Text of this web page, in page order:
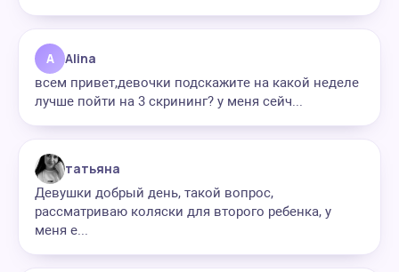
A Alina
всем привет,девочки подскажите на какой неделе
лучше пойти на 3 скрининг? у меня сейч...
татьяна
Девушки добрый день, такой вопрос,
рассматриваю коляски для второго ребенка, у
меня е...